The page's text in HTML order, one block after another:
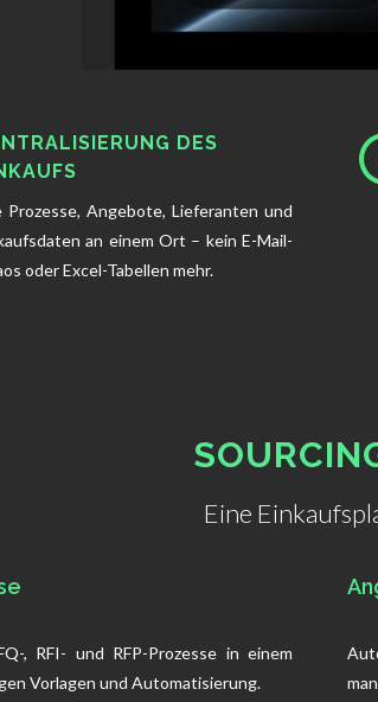
DES
Prozesse, Angebote, Lieferanten und
an einem Ort – kein E-Mail-
oder Excel-Tabellen mehr.
Eine
, RFI- und RFP-Prozesse in einem
Vorlagen und Automatisierung.